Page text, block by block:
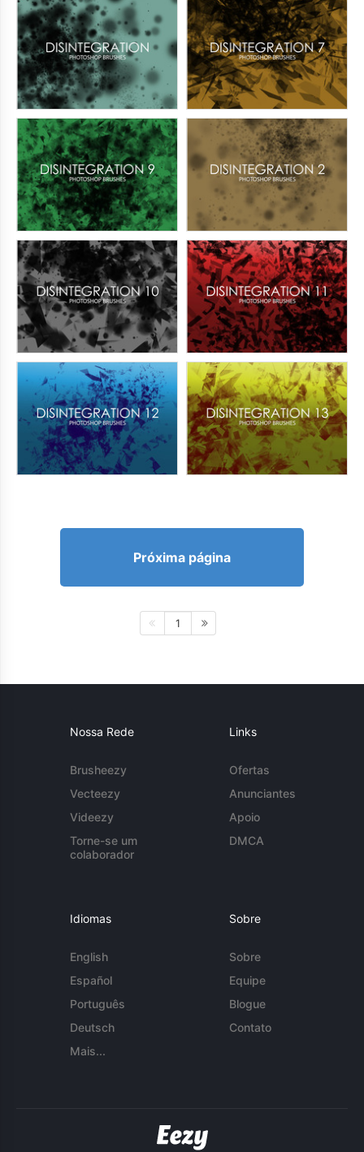
Próxima página
1
Nossa Rede
Brusheezy
Vecteezy
Videezy
Torne-se um
colaborador
Links
Ofertas
Anunciantes
Apoio
DMCA
Idiomas
English
Español
Português
Deutsch
Mais...
Sobre
Sobre
Equipe
Blogue
Contato